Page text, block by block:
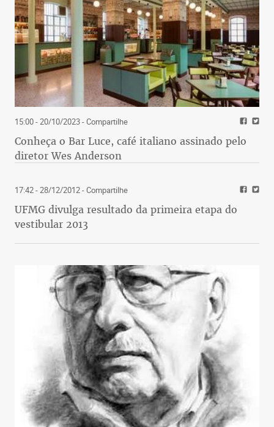
15:00 - 20/10/2023- Compartilhe
Conheça o Bar Luce, café italiano assinado pelo
diretor Wes Anderson
17:42 - 28/12/2012- Compartilhe
UFMG divulga resultado da primeira etapa do
vestibular 2013